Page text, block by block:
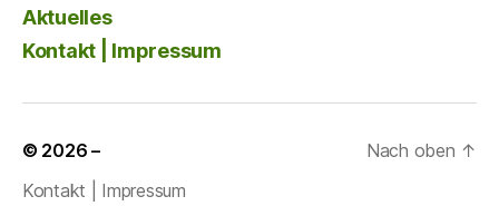
Aktuelles
Kontakt | Impressum
© 2026–
Kontakt | Impressum
Nach oben ↑